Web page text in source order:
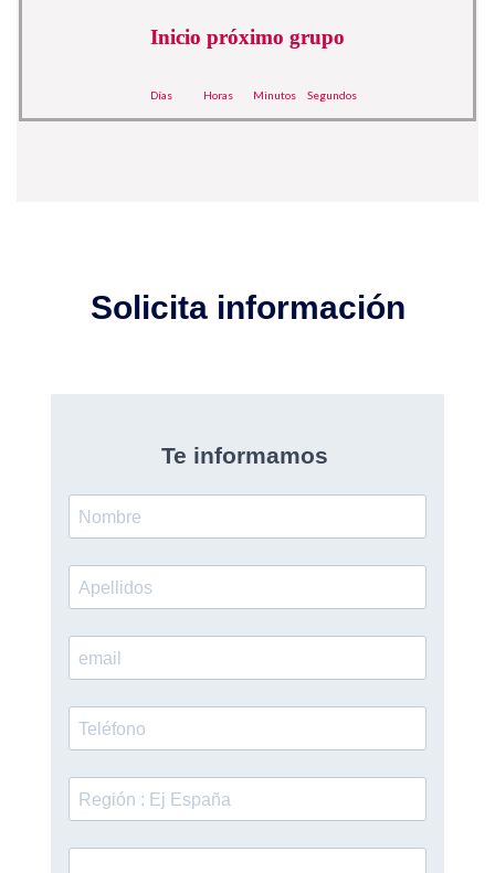
Inicio próximo grupo
Días Horas Minutos Segundos
Solicita información